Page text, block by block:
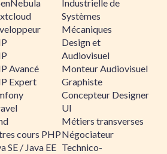
Avancé
Expert
cours PHP
SE / Java EE
Industrielle de
Systèmes
Mécaniques
Design et
Audiovisuel
Monteur Audiovisuel
Graphiste
Concepteur Designer
UI
Métiers transverses
Négociateur
Technico-